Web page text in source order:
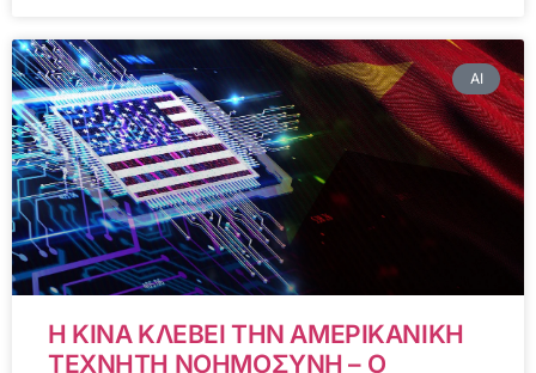
AI
Η ΚΙΝΑ ΚΛΕΒΕΙ ΤΗΝ ΑΜΕΡΙΚΑΝΙΚΗ
ΤΕΧΝΗΤΗ ΝΟΗΜΟΣΥΝΗ – Ο